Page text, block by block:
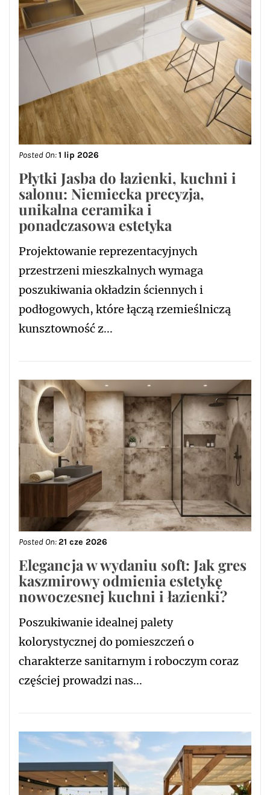
Posted On:1 lip 2026
Płytki Jasba do łazienki, kuchni i
salonu: Niemiecka precyzja,
unikalna ceramika i
ponadczasowa estetyka
Projektowanie reprezentacyjnych
przestrzeni mieszkalnych wymaga
poszukiwania okładzin ściennych i
podłogowych, które łączą rzemieślniczą
kunsztowność z...
Posted On:21 cze 2026
Elegancja w wydaniu soft: Jak gres
kaszmirowy odmienia estetykę
nowoczesnej kuchni i łazienki?
Poszukiwanie idealnej palety
kolorystycznej do pomieszczeń o
charakterze sanitarnym i roboczym coraz
częściej prowadzi nas...